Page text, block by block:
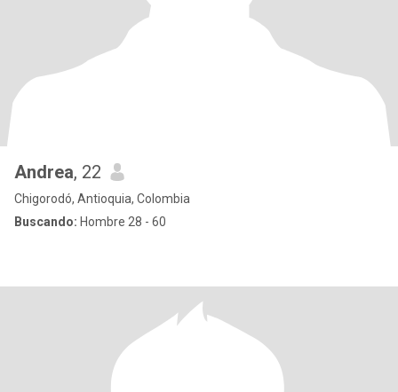
Andrea, 22
Chigorodó, Antioquia, Colombia
Buscando: Hombre 28 - 60